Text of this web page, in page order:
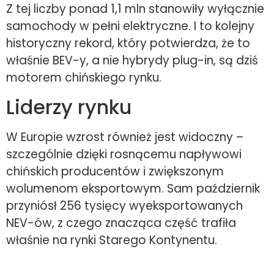
Z tej liczby ponad 1,1 mln stanowiły wyłącznie
samochody w pełni elektryczne. I to kolejny
historyczny rekord, który potwierdza, że to
właśnie BEV-y, a nie hybrydy plug-in, są dziś
motorem chińskiego rynku.
Liderzy rynku
W Europie wzrost również jest widoczny –
szczególnie dzięki rosnącemu napływowi
chińskich producentów i zwiększonym
wolumenom eksportowym. Sam październik
przyniósł 256 tysięcy wyeksportowanych
NEV-ów, z czego znacząca część trafiła
właśnie na rynki Starego Kontynentu.